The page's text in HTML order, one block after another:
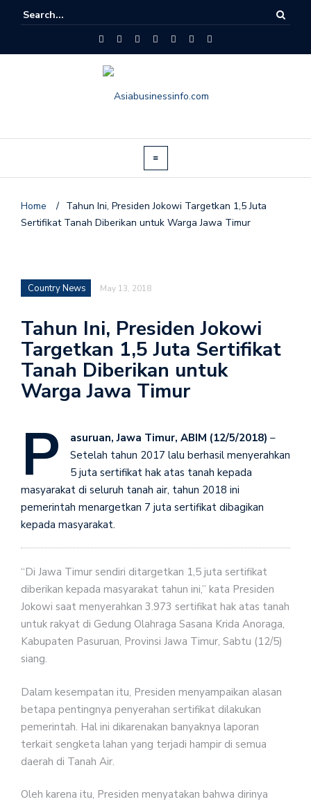
Home / Tahun Ini, Presiden Jokowi Targetkan 1,5 Juta
Sertifikat Tanah Diberikan untuk Warga Jawa Timur
Country News May 13, 2018
Tahun Ini, Presiden Jokowi
Targetkan 1,5 Juta Sertifikat
Tanah Diberikan untuk
Warga Jawa Timur
P asuruan, Jawa Timur, ABIM (12/5/2018) –
Setelah tahun 2017 lalu berhasil menyerahkan
5 juta sertifikat hak atas tanah kepada
masyarakat di seluruh tanah air, tahun 2018 ini
pemerintah menargetkan 7 juta sertifikat dibagikan
kepada masyarakat.
“Di Jawa Timur sendiri ditargetkan 1,5 juta sertifikat
diberikan kepada masyarakat tahun ini,” kata Presiden
Jokowi saat menyerahkan 3.973 sertifikat hak atas tanah
untuk rakyat di Gedung Olahraga Sasana Krida Anoraga,
Kabupaten Pasuruan, Provinsi Jawa Timur, Sabtu (12/5)
siang.
Dalam kesempatan itu, Presiden menyampaikan alasan
betapa pentingnya penyerahan sertifikat dilakukan
pemerintah. Hal ini dikarenakan banyaknya laporan
terkait sengketa lahan yang terjadi hampir di semua
daerah di Tanah Air.
Oleh karena itu, Presiden menyatakan bahwa dirinya